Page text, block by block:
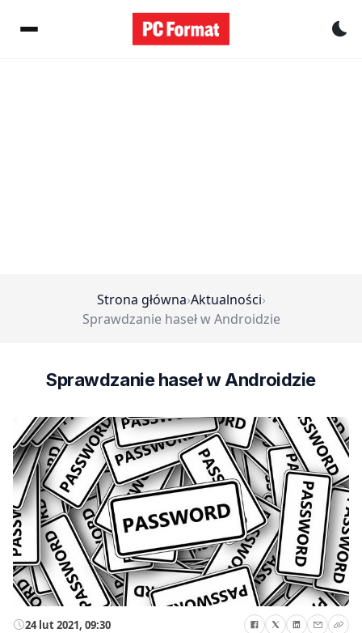
Strona główna›Aktualności›
Sprawdzanie haseł w Androidzie
Sprawdzanie haseł w Androidzie
24 lut 2021, 09:30